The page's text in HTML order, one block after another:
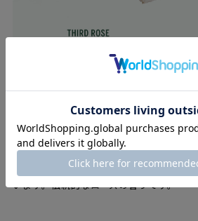
[ ローズ、イタリアンマンダリン、ヴァイ
咲き誇る温室のような、柔らかく洗練さ
かな柑橘のニュアンスと繊細な木の香り
います。伝統的なローズの香りです。